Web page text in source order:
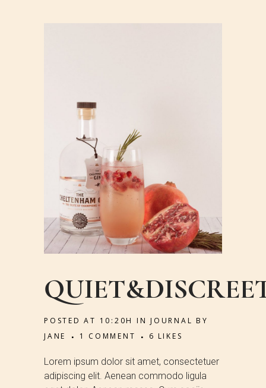
POSTED AT 10:20H INJOURNAL BY
JANE
1 COMMENT 6 LIKES
Lorem ipsum dolor sit amet, consectetuer
adipiscing elit. Aenean commodo ligula